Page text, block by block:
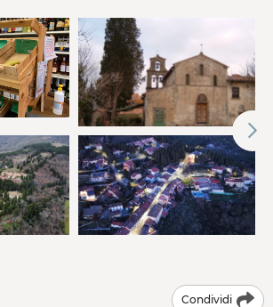
Condividi